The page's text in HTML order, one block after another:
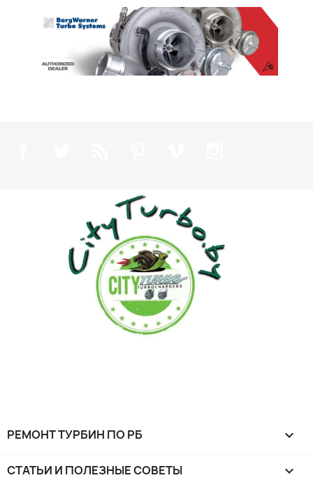
РЕМОНТ ТУРБИН ПО РБ 
СТАТЬИ И ПОЛЕЗНЫЕ СОВЕТЫ 